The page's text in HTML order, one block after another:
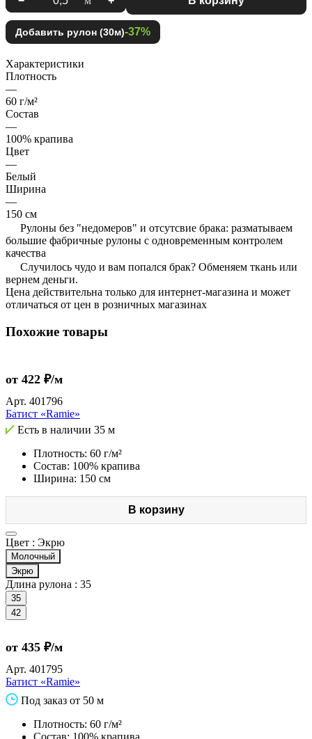
Добавить рулон (30м)-37%
Характеристики
Плотность
—
60 г/м²
Состав
—
100% крапива
Цвет
—
Белый
Ширина
—
150 см
Рулоны без "недомеров" и отсутсвие брака: разматываем
большие фабричные рулоны с одновременным контролем
качества
Случилось чудо и вам попался брак? Обменяем ткань или
вернем деньги.
Цена действительна только для интернет-магазина и может
отличаться от цен в розничных магазинах
Похожие товары
от 422 ₽/м
Арт. 401796
Батист «Ramie»
Есть в наличии 35 м
Плотность: 60 г/м²
Состав: 100% крапива
Ширина: 150 см
В корзину
Цвет : Экрю
Молочный
Экрю
Длина рулона : 35
35
42
от 435 ₽/м
Арт. 401795
Батист «Ramie»
Под заказ от 50 м
Плотность: 60 г/м²